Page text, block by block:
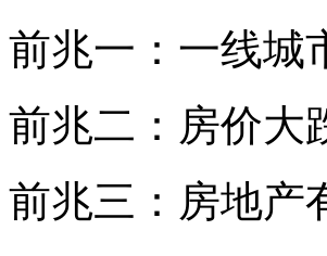
前兆一：一线城
前兆二：房价大
前兆三：房地产